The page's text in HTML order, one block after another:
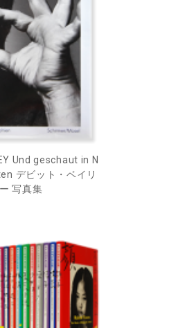
Und geschaut in N
デビット・ベイリ
ー 写真集